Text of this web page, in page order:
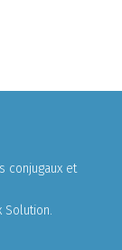
conjugaux et
Solution.